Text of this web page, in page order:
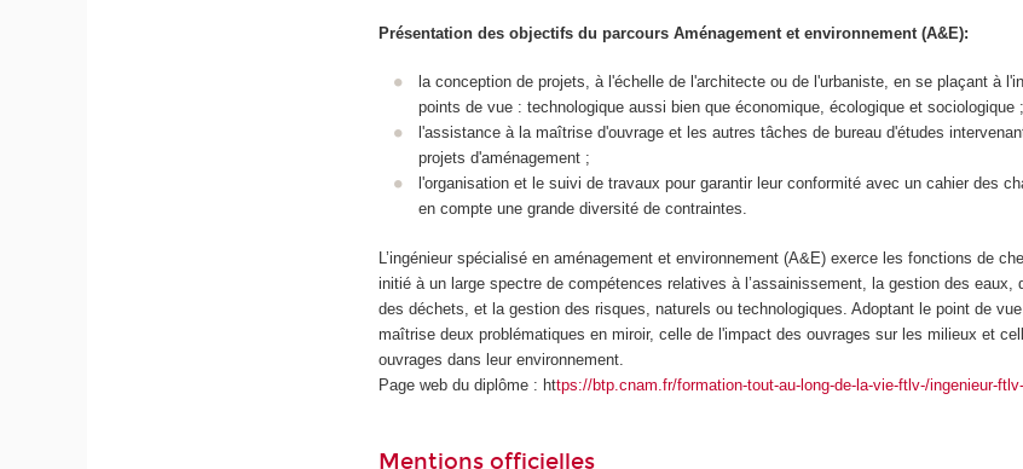
Présentation des objectifs du parcours Aménagement et environnement (A&E):
la conception de projets, à l'échelle de l'architecte ou de l'urbaniste, en se plaçant à
points de vue : technologique aussi bien que économique, écologique et sociologique ;
l'assistance à la maîtrise d'ouvrage et les autres tâches de bureau d'études
projets d'aménagement ;
l'organisation et le suivi de travaux pour garantir leur conformité avec un cahier des
en compte une grande diversité de contraintes.
L’ingénieur spécialisé en aménagement et environnement (A&E) exerce les fonctions de
initié à un large spectre de compétences relatives à l’assainissement, la gestion des eaux,
des déchets, et la gestion des risques, naturels ou technologiques. Adoptant le point de
maîtrise deux problématiques en miroir, celle de l'impact des ouvrages sur les milieux et
ouvrages dans leur environnement.
Page web du diplôme : https://btp.cnam.fr/formation-tout-au-long-de-la-vie-ftlv-/ingenieur-
Mentions officielles